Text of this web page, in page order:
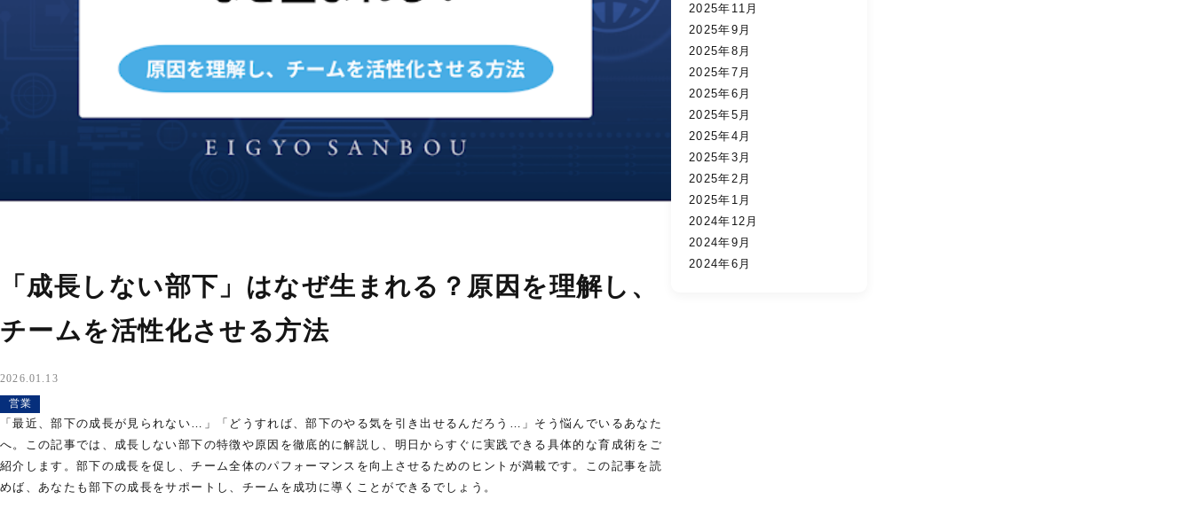
「成長しない部下」はなぜ生まれる？原因を理解し、
チームを活性化させる方法
2026.01.13
営業
「最近、部下の成長が見られない…」「どうすれば、部下のやる気を引き出せるんだろう…」そう悩んでいるあなた
へ。この記事では、成長しない部下の特徴や原因を徹底的に解説し、明日からすぐに実践できる具体的な育成術をご
紹介します。部下の成長を促し、チーム全体のパフォーマンスを向上させるためのヒントが満載です。この記事を読
めば、あなたも部下の成長をサポートし、チームを成功に導くことができるでしょう。
2025年11月
2025年9月
2025年8月
2025年7月
2025年6月
2025年5月
2025年4月
2025年3月
2025年2月
2025年1月
2024年12月
2024年9月
2024年6月